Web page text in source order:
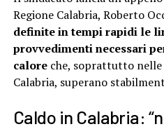
Regione Calabria, Roberto
definite in tempi rapidi le
provvedimenti necessari
caloreche, soprattutto nelle
Calabria, superano
Caldo in Calabria: